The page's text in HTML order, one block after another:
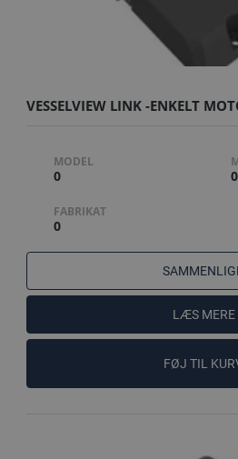
VESSELVIEW LINK -ENKELT
MODEL
0 0
FABRIKAT
0
LÆS MERE
FØJ TIL